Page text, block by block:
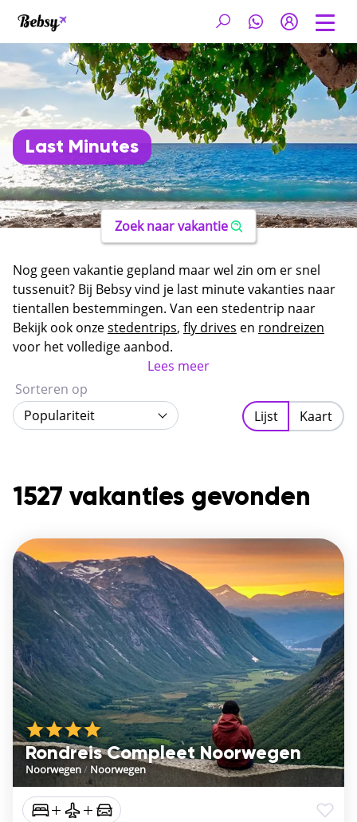
Last Minutes
Zoek naar vakantie
Nog geen vakantie gepland maar wel zin om er snel
tussenuit? Bij Bebsy vind je last minute vakanties naar
tientallen bestemmingen. Van een stedentrip naar
Rome of Barcelona tot een fly drive door Sardinië of
Madeira. Vertrek binnen een maand en geniet op eigen
Bekijk ook onzestedentrips, fly drives en rondreizen
voor het volledige aanbod.
Lees meer
1527 vakanties gevonden
Rondreis Compleet Noorwegen
Noorwegen/ Noorwegen
Sorteren op
Populariteit
Lijst Kaart